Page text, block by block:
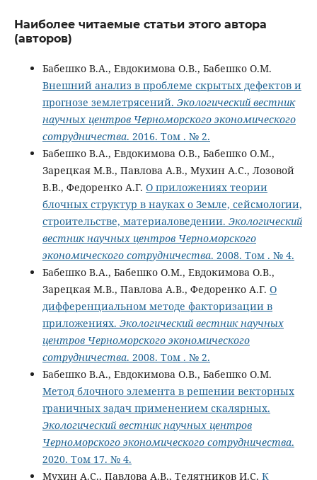
Наиболее читаемые статьи этого автора
(авторов)
Бабешко В.А., Евдокимова О.В., Бабешко О.М.
Внешний анализ в проблеме скрытых дефектов и
прогнозе землетрясений. Экологический вестник
научных центров Черноморского экономического
сотрудничества. 2016. Том . № 2.
Бабешко В.А., Евдокимова О.В., Бабешко О.М.,
Зарецкая М.В., Павлова А.В., Мухин А.С., Лозовой
В.В., Федоренко А.Г. О приложениях теории
блочных структур в науках о Земле, сейсмологии,
строительстве, материаловедении. Экологический
вестник научных центров Черноморского
экономического сотрудничества. 2008. Том . № 4.
Бабешко В.А., Бабешко О.М., Евдокимова О.В.,
Зарецкая М.В., Павлова А.В., Федоренко А.Г. О
дифференциальном методе факторизации в
приложениях. Экологический вестник научных
центров Черноморского экономического
сотрудничества. 2008. Том . № 2.
Бабешко В.А., Евдокимова О.В., Бабешко О.М.
Метод блочного элемента в решении векторных
граничных задач применением скалярных.
Экологический вестник научных центров
Черноморского экономического сотрудничества.
2020. Том 17. № 4.
Мухин А.С., Павлова А.В., Телятников И.С. К